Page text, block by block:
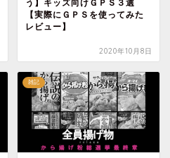
う】キッズ向けＧＰＳ３選
【実際にＧＰＳを使ってみた
レビュー】
2020年10月8日
雑記